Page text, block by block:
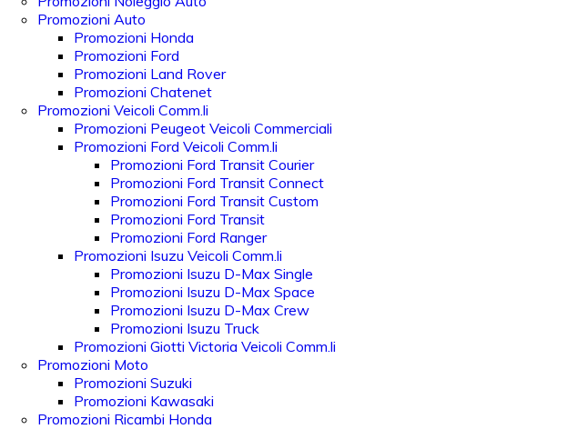
Promozioni Auto
Promozioni Honda
Promozioni Ford
Promozioni Land Rover
Promozioni Chatenet
Promozioni Veicoli Comm.li
Promozioni Peugeot Veicoli Commerciali
Promozioni Ford Veicoli Comm.li
Promozioni Ford Transit Courier
Promozioni Ford Transit Connect
Promozioni Ford Transit Custom
Promozioni Ford Transit
Promozioni Ford Ranger
Promozioni Isuzu Veicoli Comm.li
Promozioni Isuzu D-Max Single
Promozioni Isuzu D-Max Space
Promozioni Isuzu D-Max Crew
Promozioni Isuzu Truck
Promozioni Giotti Victoria Veicoli Comm.li
Promozioni Moto
Promozioni Suzuki
Promozioni Kawasaki
Promozioni Ricambi Honda